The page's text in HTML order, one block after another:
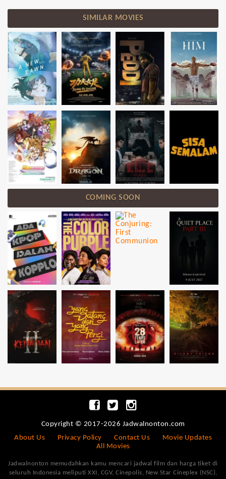
SIMILAR MOVIES
COMING SOON
Copyright © 2017-2026 Jadwalnonton.com
About Us
Privacy Policy Contact Us
Movie Updates
All Movies
Jadwalnonton memudahkan kamu mencari jadwal film dan harga tiket di
seluruh Indonesia meliputi XXI, CGV, Cinepolis, New Star Cineplex (NSC),